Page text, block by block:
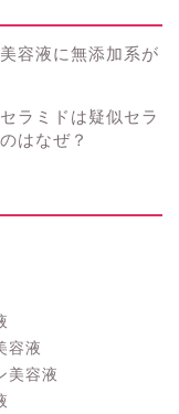
容液に無添加系が
ラミドは疑似セラ
はなぜ？
容液
美容液